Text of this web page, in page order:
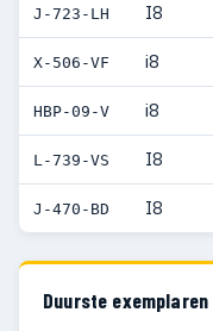
J-723-LH I8
X-506-VF i8
HBP-09-V i8
L-739-VS I8
J-470-BD I8
Duurste exemplaren